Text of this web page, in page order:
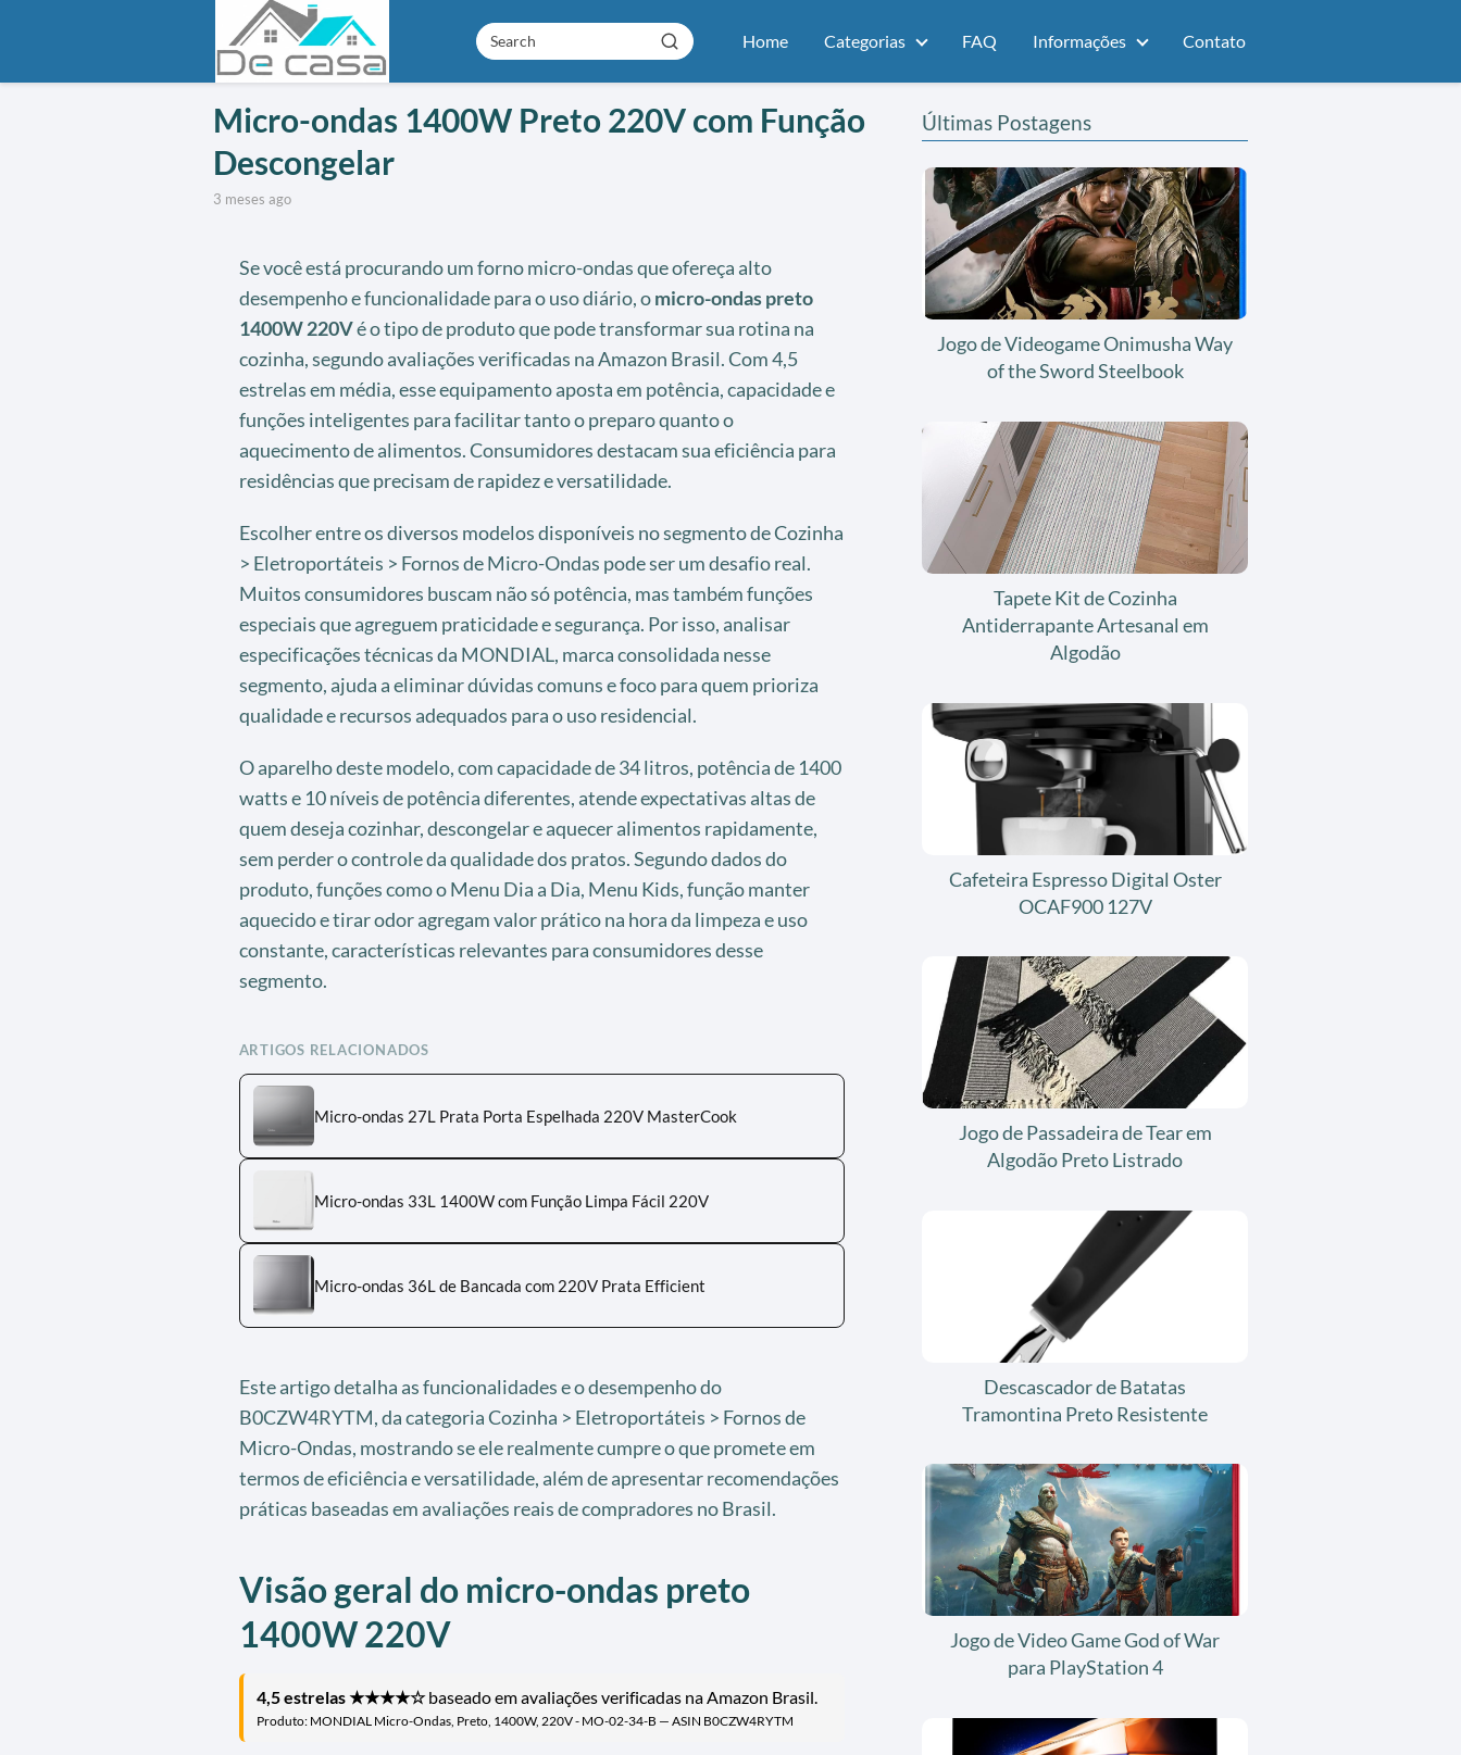
Home Categorias FAQ Informações Contato
Micro-ondas 1400W Preto 220V com Função
Descongelar
3 meses ago
Se você está procurando um forno micro-ondas que ofereça alto
desempenho e funcionalidade para o uso diário, omicro-ondas preto
1400W 220Vé o tipo de produto que pode transformar sua rotina na
cozinha, segundo avaliações verificadas na Amazon Brasil. Com 4,5
estrelas em média, esse equipamento aposta em potência, capacidade e
funções inteligentes para facilitar tanto o preparo quanto o
aquecimento de alimentos. Consumidores destacam sua eficiência para
residências que precisam de rapidez e versatilidade.
Escolher entre os diversos modelos disponíveis no segmento de Cozinha
> Eletroportáteis > Fornos de Micro-Ondas pode ser um desafio real.
Muitos consumidores buscam não só potência, mas também funções
especiais que agreguem praticidade e segurança. Por isso, analisar
especificações técnicas da MONDIAL, marca consolidada nesse
segmento, ajuda a eliminar dúvidas comuns e foco para quem prioriza
qualidade e recursos adequados para o uso residencial.
O aparelho deste modelo, com capacidade de 34 litros, potência de 1400
watts e 10 níveis de potência diferentes, atende expectativas altas de
quem deseja cozinhar, descongelar e aquecer alimentos rapidamente,
sem perder o controle da qualidade dos pratos. Segundo dados do
produto, funções como o Menu Dia a Dia, Menu Kids, função manter
aquecido e tirar odor agregam valor prático na hora da limpeza e uso
constante, características relevantes para consumidores desse
segmento.
ARTIGOS RELACIONADOS
Micro-ondas 27L Prata Porta Espelhada 220V MasterCook
Micro-ondas 33L 1400W com Função Limpa Fácil 220V
Micro-ondas 36L de Bancada com 220V Prata Efficient
Este artigo detalha as funcionalidades e o desempenho do
B0CZW4RYTM, da categoria Cozinha > Eletroportáteis > Fornos de
Micro-Ondas, mostrando se ele realmente cumpre o que promete em
termos de eficiência e versatilidade, além de apresentar recomendações
práticas baseadas em avaliações reais de compradores no Brasil.
Visão geral do micro-ondas preto
1400W 220V
4,5 estrelas ★★★★☆baseado em avaliações verificadas na Amazon Brasil.
Produto: MONDIAL Micro-Ondas, Preto, 1400W, 220V - MO-02-34-B — ASIN B0CZW4RYTM
Últimas Postagens
Jogo de Videogame Onimusha Way
of the Sword Steelbook
Tapete Kit de Cozinha
Antiderrapante Artesanal em
Algodão
Cafeteira Espresso Digital Oster
OCAF900 127V
Jogo de Passadeira de Tear em
Algodão Preto Listrado
Descascador de Batatas
Tramontina Preto Resistente
Jogo de Video Game God of War
para PlayStation 4